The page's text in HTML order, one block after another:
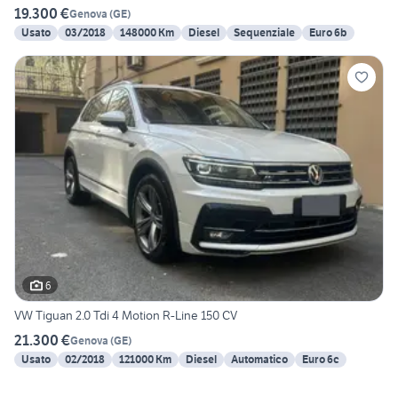
19.300 €Genova (GE)
Usato
03/2018 148000 Km Diesel Sequenziale Euro 6b
6
VW Tiguan 2.0 Tdi 4 Motion R-Line 150 CV
21.300 €Genova (GE)
Usato
02/2018 121000 Km Diesel Automatico Euro 6c